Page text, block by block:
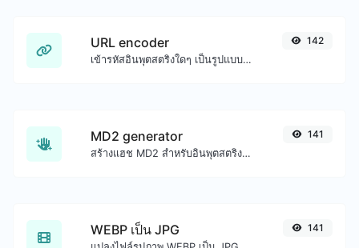
URL encoder
เข้ารหัสอินพุตสตริงใดๆ เป็นรูปแบบ URL
142
MD2 generator
สร้างแฮช MD2 สำหรับอินพุตสตริงใดๆ
141
WEBP เป็น JPG 141